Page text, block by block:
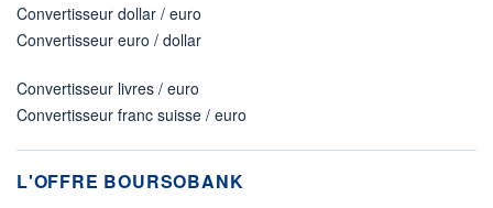
Convertisseur dollar / euro
Convertisseur euro / dollar
Convertisseur livres / euro
Convertisseur franc suisse / euro
L'OFFRE BOURSOBANK